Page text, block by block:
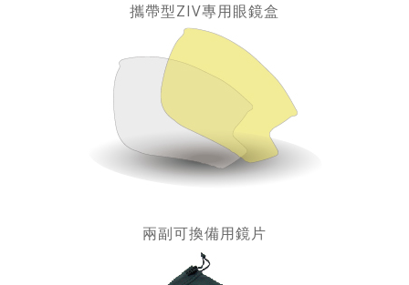
攜帶型ZIV專用眼鏡盒
兩副可換備用鏡片